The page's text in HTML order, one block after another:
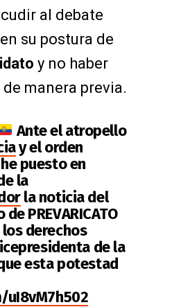
al debate
su postura de
y no haber
de manera previa.
Ante el atropello
y el orden
puesto en
la
la noticia del
PREVARICATO
derechos
de la
esta potestad